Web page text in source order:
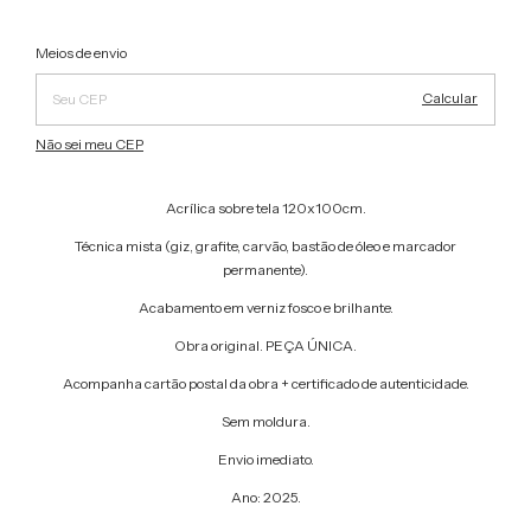
Entregas para o CEP:
Meios de envio
Calcular
Não sei meu CEP
Acrílica sobre tela 120x100cm.
Técnica mista (giz, grafite, carvão, bastão de óleo e marcador
permanente).
Acabamento em verniz fosco e brilhante.
Obra original. PEÇA ÚNICA.
Acompanha cartão postal da obra + certificado de autenticidade.
Sem moldura.
Envio imediato.
Ano: 2025.